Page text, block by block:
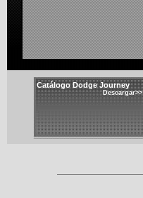
Catálogo Dodge Journey
Descargar>>